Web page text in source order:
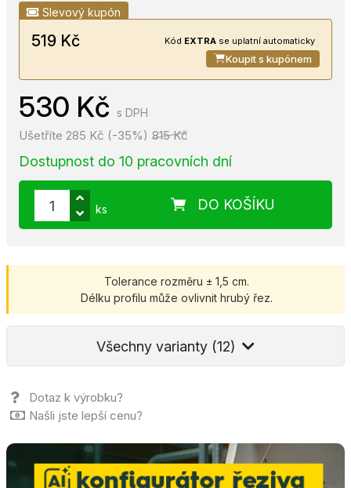
Slevový kupón
519 Kč Kód EXTRA se uplatní automaticky
Koupit s kupónem
530 Kč s DPH
815 Kč
Ušetříte 285 Kč (-35%)
Dostupnost do 10 pracovních dní
DO KOŠÍKU
ks
Tolerance rozměru ± 1,5 cm.
Délku profilu může ovlivnit hrubý řez.
Všechny varianty (12)
Dotaz k výrobku?
Našli jste lepší cenu?